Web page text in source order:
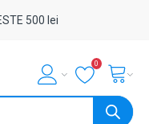
500 lei
0